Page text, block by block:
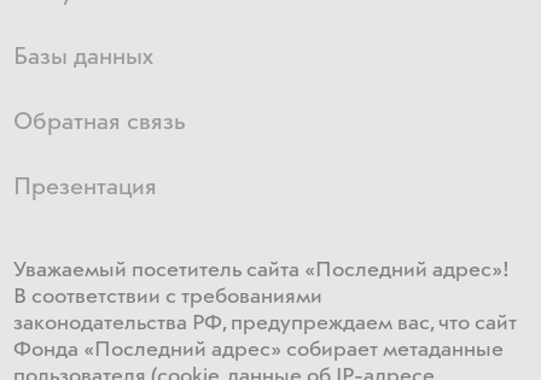
Базы данных
Обратная связь
Презентация
Уважаемый посетитель сайта «Последний адрес»!
В соответствии с требованиями
законодательства РФ, предупреждаем вас, что сайт
Фонда «Последний адрес» собирает метаданные